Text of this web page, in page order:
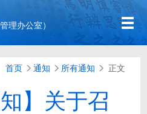
理办公室）
首页 通知 所有通知 正文
知】关于召